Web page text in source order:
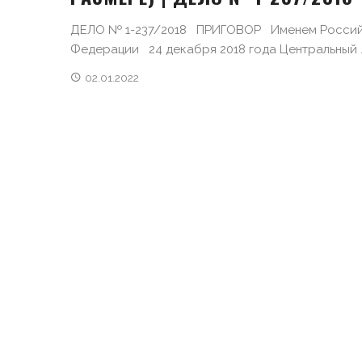
ДЕЛО № 1-237/2018 ПРИГОВОР Именем
Федерации 24 декабря 2018 года Центральный ...
02.01.2022